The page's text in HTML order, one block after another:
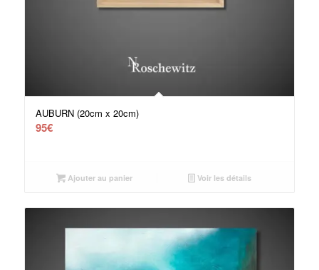
AUBURN (20cm x 20cm)
95€
Ajouter au panier Voir les détails